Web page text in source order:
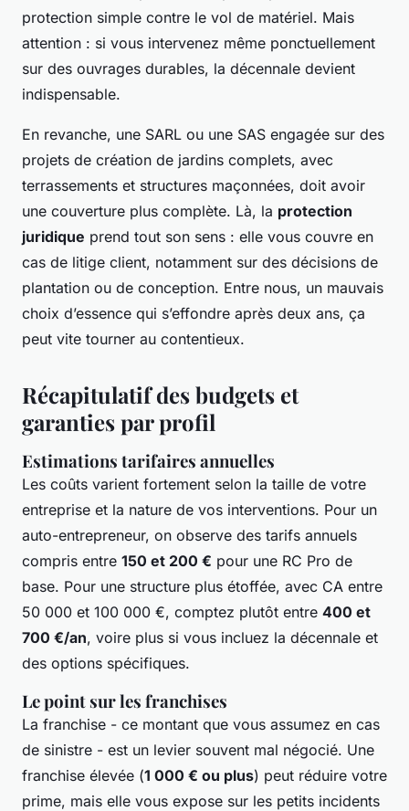
protection simple contre le vol de matériel. Mais
attention : si vous intervenez même ponctuellement
sur des ouvrages durables, la décennale devient
indispensable.
En revanche, une SARL ou une SAS engagée sur des
projets de création de jardins complets, avec
terrassements et structures maçonnées, doit avoir
une couverture plus complète. Là, la protection
juridique prend tout son sens : elle vous couvre en
cas de litige client, notamment sur des décisions de
plantation ou de conception. Entre nous, un mauvais
choix d’essence qui s’effondre après deux ans, ça
peut vite tourner au contentieux.
Récapitulatif des budgets et
garanties par profil
Estimations tarifaires annuelles
Les coûts varient fortement selon la taille de votre
entreprise et la nature de vos interventions. Pour un
auto-entrepreneur, on observe des tarifs annuels
compris entre 150 et 200 € pour une RC Pro de
base. Pour une structure plus étoffée, avec CA entre
50 000 et 100 000 €, comptez plutôt entre 400 et
700 €/an, voire plus si vous incluez la décennale et
des options spécifiques.
Le point sur les franchises
La franchise - ce montant que vous assumez en cas
de sinistre - est un levier souvent mal négocié. Une
franchise élevée (1 000 € ou plus) peut réduire votre
prime, mais elle vous expose sur les petits incidents